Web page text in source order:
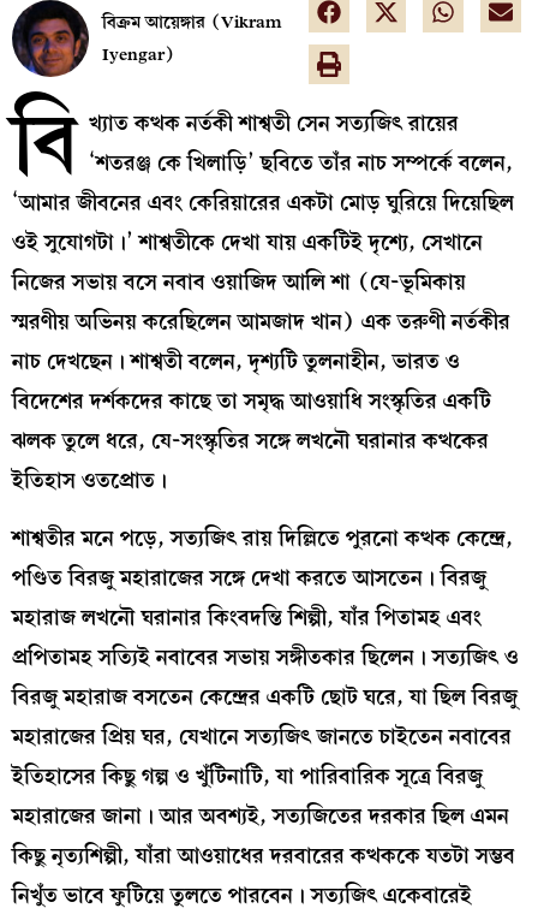
বিক্রম আয়েঙ্গার (Vikram
Iyengar)
বি খ্যাত কত্থক নর্তকী শাশ্বতী সেন সত্যজিৎ রায়ের
‘শতরঞ্জ কে খিলাড়ি’ ছবিতে তাঁর নাচ সম্পর্কে বলেন,
‘আমার জীবনের এবং কেরিয়ারের একটা মোড় ঘুরিয়ে দিয়েছিল
ওই সুযোগটা।’ শাশ্বতীকে দেখা যায় একটিই দৃশ্যে, সেখানে
নিজের সভায় বসে নবাব ওয়াজিদ আলি শা (যে-ভূমিকায়
স্মরণীয় অভিনয় করেছিলেন আমজাদ খান) এক তরুণী নর্তকীর
নাচ দেখছেন। শাশ্বতী বলেন, দৃশ্যটি তুলনাহীন, ভারত ও
বিদেশের দর্শকদের কাছে তা সমৃদ্ধ আওয়াধি সংস্কৃতির একটি
ঝলক তুলে ধরে, যে-সংস্কৃতির সঙ্গে লখনৌ ঘরানার কত্থকের
ইতিহাস ওতপ্রোত।
শাশ্বতীর মনে পড়ে, সত্যজিৎ রায় দিল্লিতে পুরনো কত্থক কেন্দ্রে,
পণ্ডিত বিরজু মহারাজের সঙ্গে দেখা করতে আসতেন। বিরজু
মহারাজ লখনৌ ঘরানার কিংবদন্তি শিল্পী, যাঁর পিতামহ এবং
প্রপিতামহ সত্যিই নবাবের সভায় সঙ্গীতকার ছিলেন। সত্যজিৎ ও
বিরজু মহারাজ বসতেন কেন্দ্রের একটি ছোট ঘরে, যা ছিল বিরজু
মহারাজের প্রিয় ঘর, যেখানে সত্যজিৎ জানতে চাইতেন নবাবের
ইতিহাসের কিছু গল্প ও খুঁটিনাটি, যা পারিবারিক সূত্রে বিরজু
মহারাজের জানা। আর অবশ্যই, সত্যজিতের দরকার ছিল এমন
কিছু নৃত্যশিল্পী, যাঁরা আওয়াধের দরবারের কত্থককে যতটা সম্ভব
নিখুঁত ভাবে ফুটিয়ে তুলতে পারবেন। সত্যজিৎ একেবারেই